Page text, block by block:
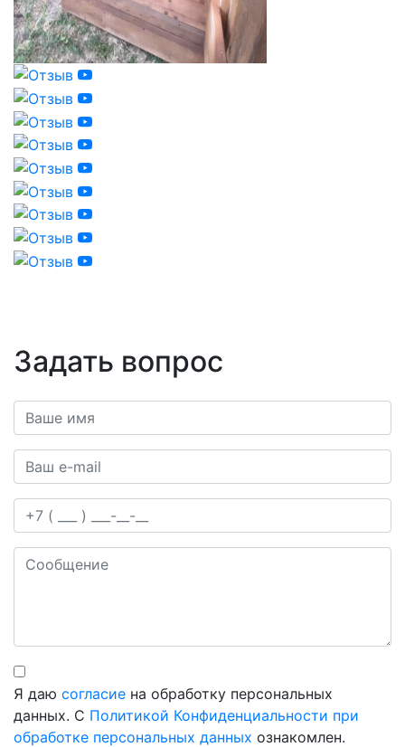
Задать вопрос
Ваше имя*
Ваш e-mail*
Телефон
Сообщение
Я даю согласие на обработку персональных
данных. С Политикой Конфиденциальности при
обработке персональных данных ознакомлен.